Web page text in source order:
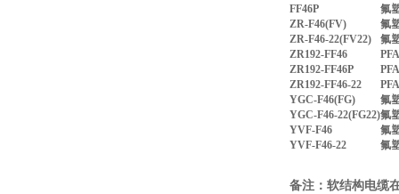
FF46P
氟
ZR-F46(FV)
氟
ZR-F46-22(FV22)
氟
ZR192-FF46
ZR192-FF46P
ZR192-FF46-22
YGC-F46(FG)
氟
YGC-F46-22(FG22)氟
YVF-F46
氟
YVF-F46-22
氟
备注：软结构电缆